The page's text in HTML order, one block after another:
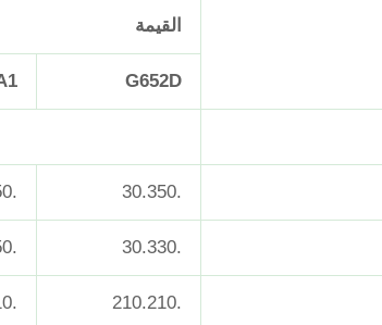
القيمة
G652D
.30.350
.30.350
.30.330
.30.350
.210.210
.210.210